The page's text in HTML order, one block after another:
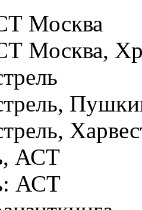
Москва
Москва,
АСТ
АСТ